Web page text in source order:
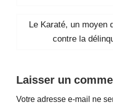
Next
Le Karaté, un moyen
contre la
Laisser un
Votre adresse e-mail ne